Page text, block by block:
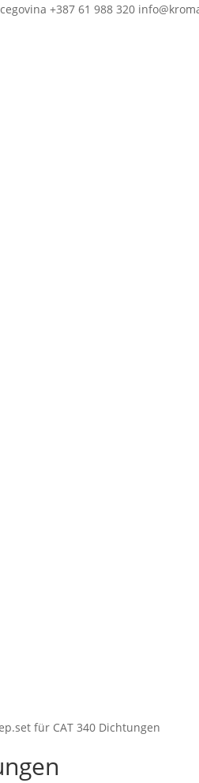
+387 61 988 320
für CAT 340 Dichtungen